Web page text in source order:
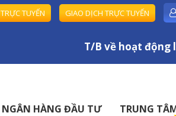
TUYẾN GIAO DỊCH TRỰC TUYẾN
T/B về hoạt động
NGÂN HÀNG ĐẦU TƯ TRUNG